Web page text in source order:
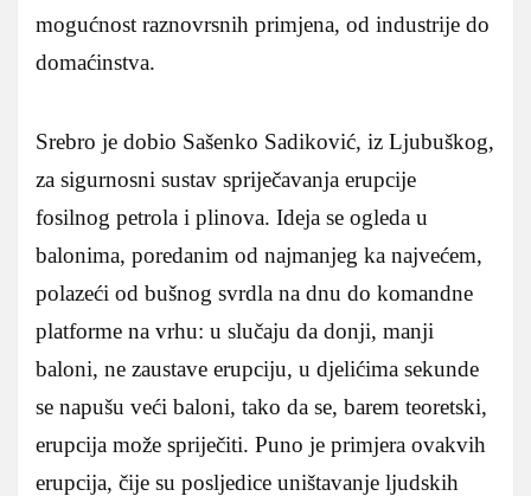
mogućnost raznovrsnih primjena, od industrije do
domaćinstva.
Srebro je dobio Sašenko Sadiković, iz Ljubuškog,
za sigurnosni sustav spriječavanja erupcije
fosilnog petrola i plinova. Ideja se ogleda u
balonima, poredanim od najmanjeg ka najvećem,
polazeći od bušnog svrdla na dnu do komandne
platforme na vrhu: u slučaju da donji, manji
baloni, ne zaustave erupciju, u djelićima sekunde
se napušu veći baloni, tako da se, barem teoretski,
erupcija može spriječiti. Puno je primjera ovakvih
erupcija, čije su posljedice uništavanje ljudskih